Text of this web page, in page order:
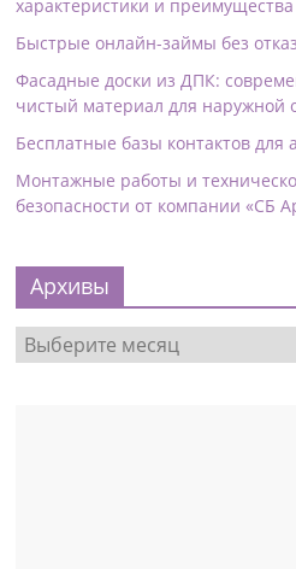
характеристики и преимущества
Быстрые онлайн-займы без
Фасадные доски из ДПК:
чистый материал для наружной
Бесплатные базы контактов для
Монтажные работы и
безопасности от компании «СБ
Архивы